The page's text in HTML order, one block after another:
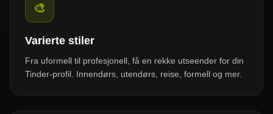
🎨
Varierte stiler
Fra uformell til profesjonell, få en rekke utseender for din
Tinder-profil. Innendørs, utendørs, reise, formell og mer.